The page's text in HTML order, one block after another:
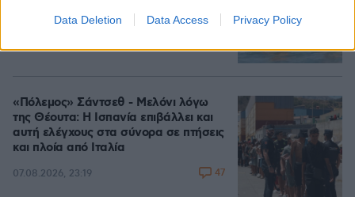
Data Deletion Data Access Privacy Policy
07.08.2026, 23:43
«Πόλεμος» Σάντσεθ - Μελόνι λόγω
της Θέουτα: Η Ισπανία επιβάλλει και
αυτή ελέγχους στα σύνορα σε πτήσεις
και πλοία από Ιταλία
07.08.2026, 23:19 47